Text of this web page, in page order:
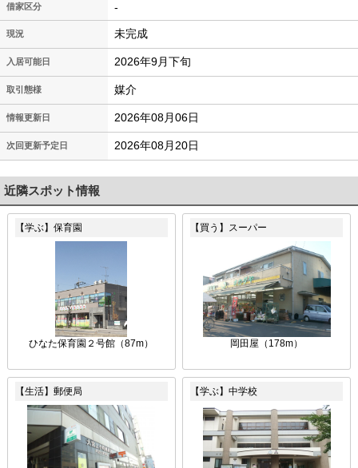
借家区分 -
現況 未完成
入居可能日 2026年9月下旬
取引態様 媒介
情報更新日 2026年08月06日
次回更新予定日 2026年08月20日
近隣スポット情報
【学ぶ】保育園
ひなた保育園２号館（87m）
【買う】スーパー
岡田屋（178m）
【生活】郵便局 【学ぶ】中学校